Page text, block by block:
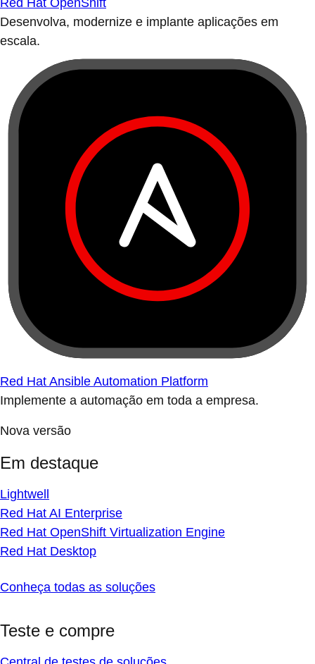
Red Hat OpenShift
Desenvolva, modernize e implante aplicações em
escala.
Red Hat Ansible Automation Platform
Implemente a automação em toda a empresa.
Nova versão
Em destaque
Lightwell
Red Hat AI Enterprise
Red Hat OpenShift Virtualization Engine
Red Hat Desktop
Conheça todas as soluções
Teste e compre